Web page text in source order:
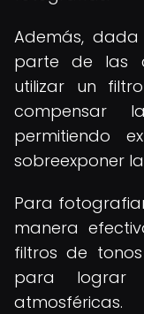
Además,
parte de las
utilizar un
permitiendo
sobreexponer
Para
manera
filtros de
para lograr
atmosféricas.